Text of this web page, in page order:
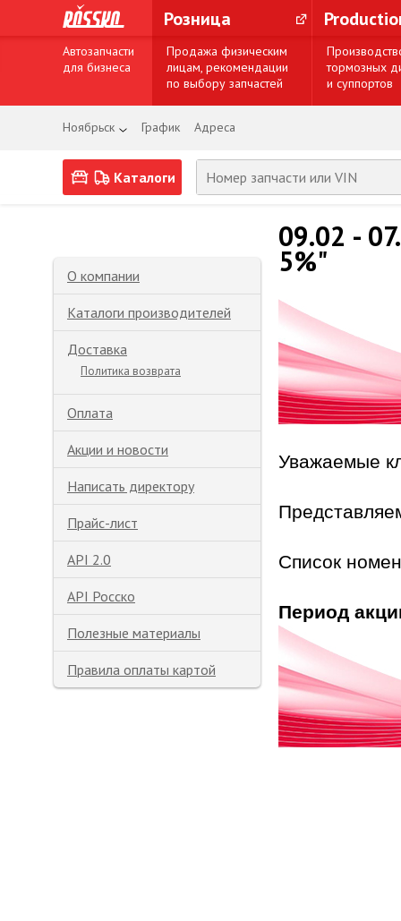
Розница
Автозапчасти
для бизнеса
Продажа физическим
лицам, рекомендации
по выбору запчастей
тормозных
и суппортов
Ноябрьск График Адреса
Каталоги
О компании
Каталоги производителей
Доставка
Политика возврата
Оплата
Акции и новости
Написать директору
Прайс-лист
API 2.0
API Росско
Полезные материалы
Правила оплаты картой
09.02 -
5%"
Уважаемые
Список
Период